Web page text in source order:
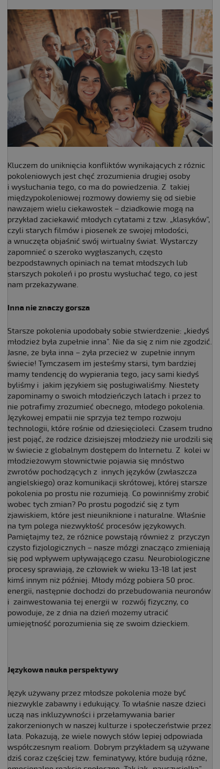
Kluczem do uniknięcia konfliktów wynikających z różnic
pokoleniowych jest chęć zrozumienia drugiej osoby
i wysłuchania tego, co ma do powiedzenia. Z takiej
międzypokoleniowej rozmowy dowiemy się od siebie
nawzajem wielu ciekawostek – dziadkowie mogą na
przykład zaciekawić młodych cytatami z tzw. „klasyków”,
czyli starych filmów i piosenek ze swojej młodości,
a wnuczęta objaśnić swój wirtualny świat. Wystarczy
zapomnieć o szeroko wygłaszanych, często
bezpodstawnych opiniach na temat młodszych lub
starszych pokoleń i po prostu wysłuchać tego, co jest
nam przekazywane.
Inna nie znaczy gorsza
Starsze pokolenia upodobały sobie stwierdzenie: „kiedyś
młodzież była zupełnie inna”. Nie da się z nim nie zgodzić.
Jasne, że była inna – żyła przecież w zupełnie innym
świecie! Tymczasem im jesteśmy starsi, tym bardziej
mamy tendencję do wypierania tego, jacy sami kiedyś
byliśmy i jakim językiem się posługiwaliśmy. Niestety
zapominamy o swoich młodzieńczych latach i przez to
nie potrafimy zrozumieć obecnego, młodego pokolenia.
Językowej empatii nie sprzyja też tempo rozwoju
technologii, które rośnie od dziesięcioleci. Czasem trudno
jest pojąć, że rodzice dzisiejszej młodzieży nie urodzili się
w świecie z globalnym dostępem do Internetu. Z kolei w
młodzieżowym słownictwie pojawia się mnóstwo
zwrotów pochodzących z innych języków (zwłaszcza
angielskiego) oraz komunikacji skrótowej, której starsze
pokolenia po prostu nie rozumieją. Co powinniśmy zrobić
wobec tych zmian? Po prostu pogodzić się z tym
zjawiskiem, które jest nieuniknione i naturalne. Właśnie
na tym polega niezwykłość procesów językowych.
Pamiętajmy też, że różnice powstają również z przyczyn
czysto fizjologicznych – nasze mózgi znacząco zmieniają
się pod wpływem upływającego czasu. Neurobiologiczne
procesy sprawiają, że człowiek w wieku 13-18 lat jest
kimś innym niż później. Młody mózg pobiera 50 proc.
energii, następnie dochodzi do przebudowania neuronów
i zainwestowania tej energii w rozwój fizyczny, co
powoduje, że z dnia na dzień możemy utracić
umiejętność porozumienia się ze swoim dzieckiem.
Językowa nauka perspektywy
Język używany przez młodsze pokolenia może być
niezwykle zabawny i edukujący. To właśnie nasze dzieci
uczą nas inkluzywności i przełamywania barier
zakorzenionych w naszej kulturze i społeczeństwie przez
lata. Pokazują, że wiele nowych słów lepiej odpowiada
współczesnym realiom. Dobrym przykładem są używane
dziś coraz częściej tzw. feminatywy, które budują różne,